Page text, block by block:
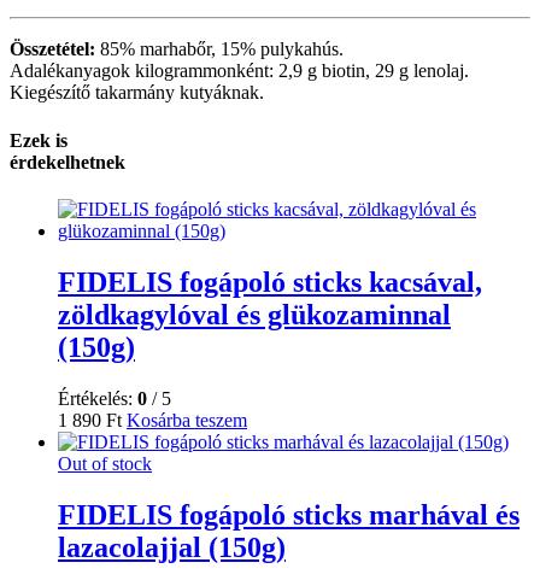
Összetétel: 85% marhabőr, 15% pulykahús.
Adalékanyagok kilogrammonként: 2,9 g biotin, 29 g lenolaj.
Kiegészítő takarmány kutyáknak.
Ezek is
érdekelhetnek
FIDELIS fogápoló sticks kacsával,
zöldkagylóval és glükozaminnal
(150g)
Értékelés: 0 / 5
1 890 Ft Kosárba teszem
Out of stock
FIDELIS fogápoló sticks marhával és
lazacolajjal (150g)